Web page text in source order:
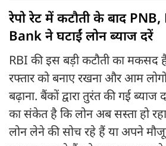
रेपो रेट में कटौती के बाद
Bank ने घटाईं लोन ब्याज दरें
RBI की इस बड़ी कटौती का मकसद
रफ्तार को बनाए रखना और आम
बढ़ाना. बैंकों द्वारा तुरंत की गई ब्याज
का संकेत है कि लोन अब सस्ता हो
लोन लेने की सोच रहे हैं या अपने